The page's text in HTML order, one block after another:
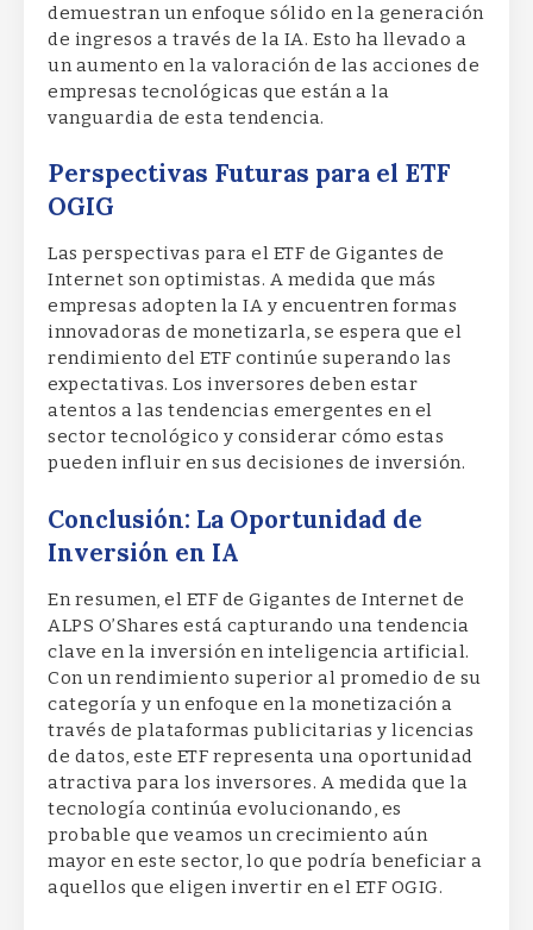
demuestran un enfoque sólido en la generación
de ingresos a través de la IA. Esto ha llevado a
un aumento en la valoración de las acciones de
empresas tecnológicas que están a la
vanguardia de esta tendencia.
Perspectivas Futuras para el ETF
OGIG
Las perspectivas para el ETF de Gigantes de
Internet son optimistas. A medida que más
empresas adopten la IA y encuentren formas
innovadoras de monetizarla, se espera que el
rendimiento del ETF continúe superando las
expectativas. Los inversores deben estar
atentos a las tendencias emergentes en el
sector tecnológico y considerar cómo estas
pueden influir en sus decisiones de inversión.
Conclusión: La Oportunidad de
Inversión en IA
En resumen, el ETF de Gigantes de Internet de
ALPS O’Shares está capturando una tendencia
clave en la inversión en inteligencia artificial.
Con un rendimiento superior al promedio de su
categoría y un enfoque en la monetización a
través de plataformas publicitarias y licencias
de datos, este ETF representa una oportunidad
atractiva para los inversores. A medida que la
tecnología continúa evolucionando, es
probable que veamos un crecimiento aún
mayor en este sector, lo que podría beneficiar a
aquellos que eligen invertir en el ETF OGIG.